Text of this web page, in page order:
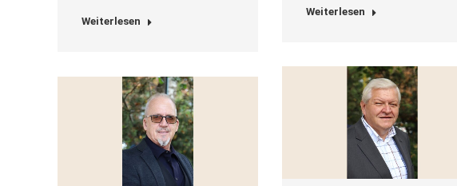
Weiterlesen
Weiterlesen